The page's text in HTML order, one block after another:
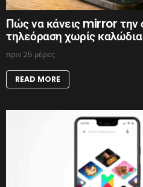
Πώς να κάνεις mirror την
τηλεόραση χωρίς καλώδια
πριν 25 μέρες
READ MORE